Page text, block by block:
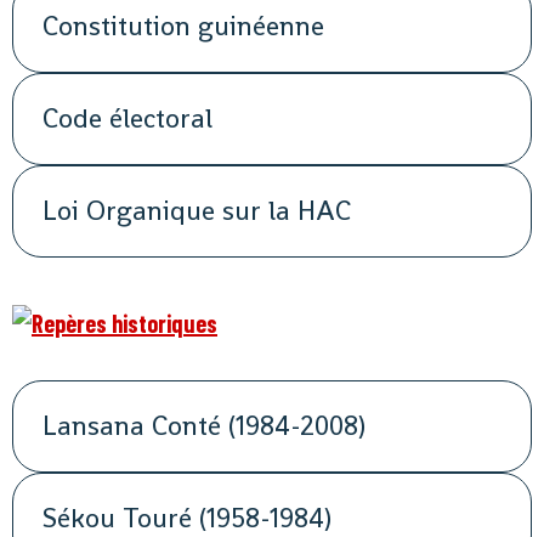
Constitution guinéenne
Code électoral
Loi Organique sur la HAC
Lansana Conté (1984-2008)
Sékou Touré (1958-1984)